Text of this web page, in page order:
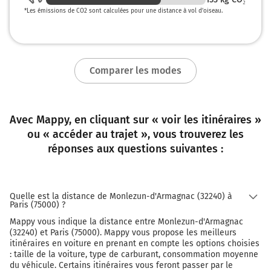
Continuer A10 sur 8,5 kilomètres
A10 E5
E50
LILLE
PARIS
A6
PALAISEAU
Z.A. COURTABŒUF-EST
Prendre à droite et rejoindre A10. Continuer sur
2,6 kilomètres
A10
*Les émissions de CO2 sont calculées pour une distance à vol d’oiseau.
Comparer les modes
Avec Mappy, en cliquant sur « voir les itinéraires »
ou « accéder au trajet », vous trouverez les
réponses aux questions suivantes :
Quelle est la distance de Monlezun-d'Armagnac (32240) à
Paris (75000) ?
Mappy vous indique la distance entre Monlezun-d'Armagnac
(32240) et Paris (75000). Mappy vous propose les meilleurs
itinéraires en voiture en prenant en compte les options choisies
: taille de la voiture, type de carburant, consommation moyenne
du véhicule. Certains itinéraires vous feront passer par le